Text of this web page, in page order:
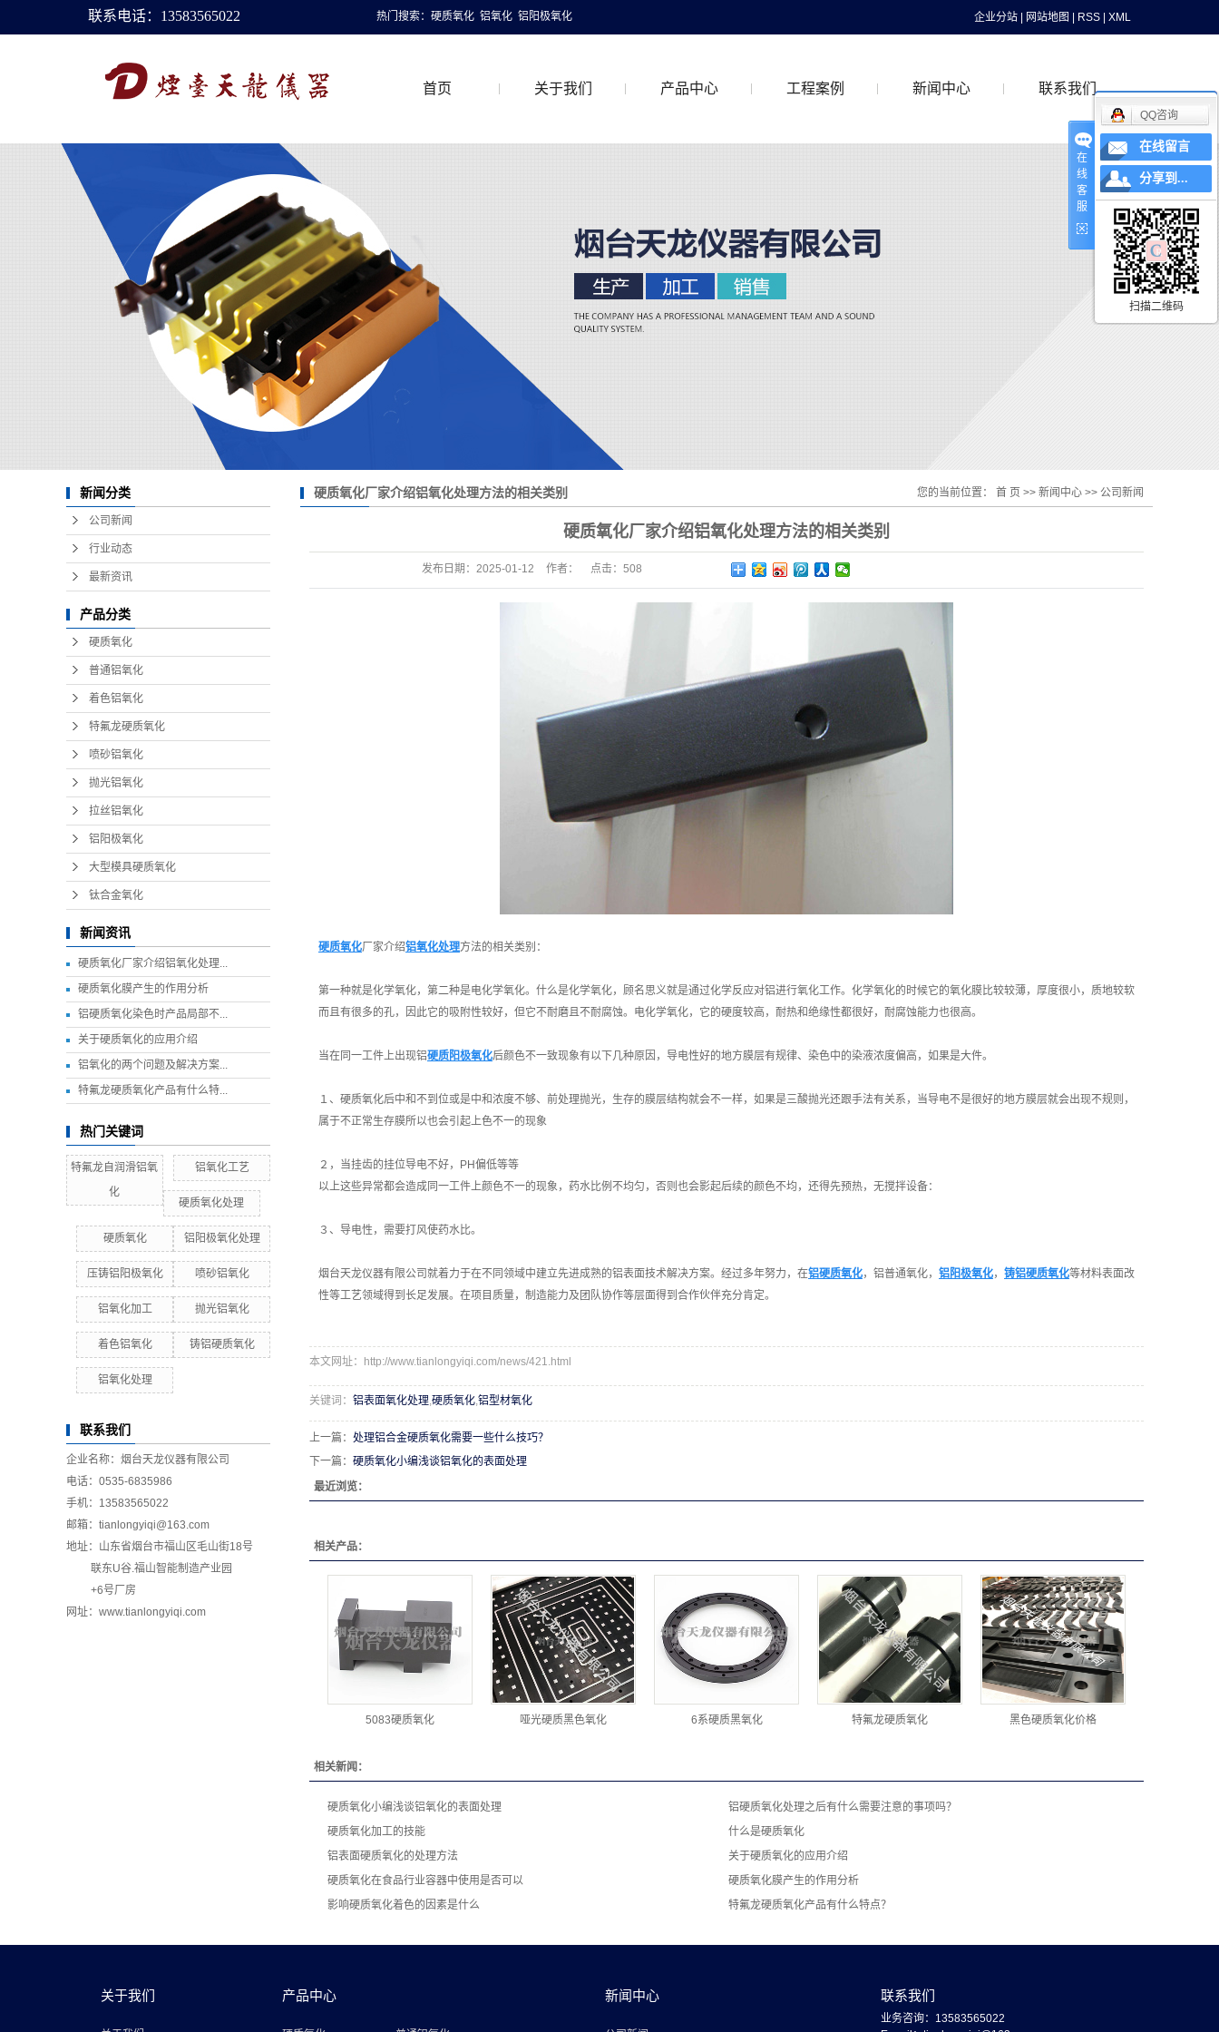
联系电话：13583565022 热门搜索： 硬质氧化 铝氧化 铝阳极氧化 企业分站 网站地图 RSS XML
首页 关于我们 产品中心
着色铝氧化
特氟龙硬质氧化
喷砂铝氧化
钛合金氧化
工程案例 新闻中心 联系我们
新闻分类
公司新闻
行业动态
最新资讯
产品分类
硬质氧化
普通铝氧化
着色铝氧化
特氟龙硬质氧化
喷砂铝氧化
抛光铝氧化
拉丝铝氧化
铝阳极氧化
大型模具硬质氧化
钛合金氧化
新闻资讯
硬质氧化厂家介绍铝氧化处理...
硬质氧化膜产生的作用分析
铝硬质氧化染色时产品局部不...
关于硬质氧化的应用介绍
铝氧化的两个问题及解决方案...
特氟龙硬质氧化产品有什么特...
热门关键词
特氟龙自润滑铝氧
化
铝氧化工艺
硬质氧化处理
硬质氧化 铝阳极氧化处理
压铸铝阳极氧化 喷砂铝氧化
铝氧化加工 抛光铝氧化
着色铝氧化 铸铝硬质氧化
铝氧化处理
联系我们
企业名称：烟台天龙仪器有限公司
电话：0535-6835986
手机：13583565022
邮箱：tianlongyiqi@163.com
地址：山东省烟台市福山区毛山街18号
联东U谷.福山智能制造产业园
+6号厂房
网址：www.tianlongyiqi.com
硬质氧化厂家介绍铝氧化处理方法的相关类别 您的当前位置： 首 页 >> 新闻中心 >> 公司新闻
硬质氧化厂家介绍铝氧化处理方法的相关类别
发布日期： 2025-01-12 作者： 点击： 508
硬质氧化厂家介绍铝氧化处理方法的相关类别：
第一种就是化学氧化，第二种是电化学氧化。什么是化学氧化，顾名思义就是通过化学反应对铝进行氧化工作。化学氧化的时候它的氧化膜比较较薄，厚度很小，质地较软
而且有很多的孔，因此它的吸附性较好，但它不耐磨且不耐腐蚀。电化学氧化，它的硬度较高，耐热和绝缘性都很好，耐腐蚀能力也很高。
当在同一工件上出现铝硬质阳极氧化后颜色不一致现象有以下几种原因，导电性好的地方膜层有规律、染色中的染液浓度偏高，如果是大件。
１、硬质氧化后中和不到位或是中和浓度不够、前处理抛光，生存的膜层结构就会不一样，如果是三酸抛光还跟手法有关系，当导电不是很好的地方膜层就会出现不规则，
属于不正常生存膜所以也会引起上色不一的现象
２，当挂齿的挂位导电不好，PH偏低等等
以上这些异常都会造成同一工件上颜色不一的现象，药水比例不均匀，否则也会影起后续的颜色不均，还得先预热，无搅拌设备：
３、导电性，需要打风使药水比。
烟台天龙仪器有限公司就着力于在不同领域中建立先进成熟的铝表面技术解决方案。经过多年努力，在铝硬质氧化，铝普通氧化， 铝阳极氧化， 铸铝硬质氧化等材料表面改
性等工艺领域得到长足发展。在项目质量，制造能力及团队协作等层面得到合作伙伴充分肯定。
本文网址：http://www.tianlongyiqi.com/news/421.html
关键词： 铝表面氧化处理,硬质氧化,铝型材氧化
上一篇： 处理铝合金硬质氧化需要一些什么技巧？
下一篇： 硬质氧化小编浅谈铝氧化的表面处理
最近浏览：
相关产品：
5083硬质氧化 哑光硬质黑色氧化 6系硬质黑氧化 特氟龙硬质氧化 黑色硬质氧化价格
相关新闻：
硬质氧化小编浅谈铝氧化的表面处理
铝硬质氧化处理之后有什么需要注意的事项吗？
硬质氧化加工的技能
什么是硬质氧化
铝表面硬质氧化的处理方法
关于硬质氧化的应用介绍
硬质氧化在食品行业容器中使用是否可以
硬质氧化膜产生的作用分析
影响硬质氧化着色的因素是什么
特氟龙硬质氧化产品有什么特点？
关于我们 产品中心 新闻中心 联系我们
业务咨询：13583565022
在
线
客
服
QQ咨询
在线留言
分享到...
扫描二维码